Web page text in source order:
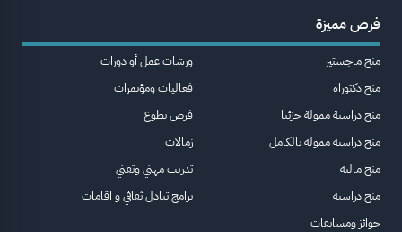
فرص مميزة
منح ماجستير
منح دكتوراة
منح دراسية ممولة جزئيا
منح دراسية ممولة بالكامل
منح مالية
منح دراسية
جوائز ومسابقات
ورشات عمل أو دورات
فعاليات ومؤتمرات
فرص تطوع
زمالات
تدريب مهني وتقني
برامج تبادل ثقافي و اقامات